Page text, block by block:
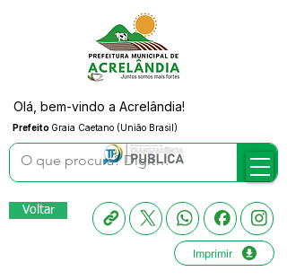
Prefeito Graia Caetano (União Brasil)
Olá, bem-vindo a Acrelândia!
Voltar
Imprimir